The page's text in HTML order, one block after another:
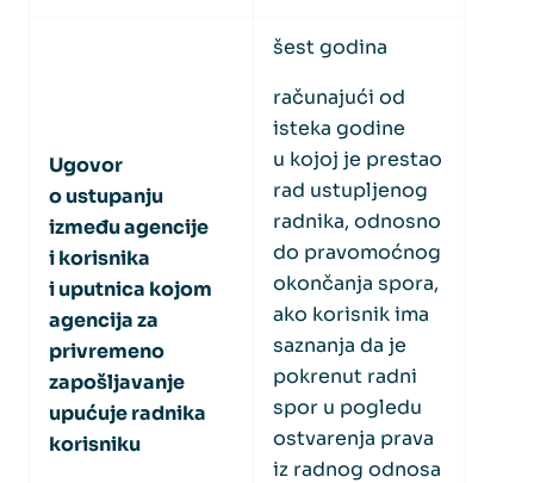
Ugovor
o ustupanju
između agencije
i korisnika
i uputnica kojom
agencija za
privremeno
zapošljavanje
upućuje radnika
korisniku
šest godina
računajući od
isteka godine
u kojoj je prestao
rad ustupljenog
radnika, odnosno
do pravomoćnog
okončanja spora,
ako korisnik ima
saznanja da je
pokrenut radni
spor u pogledu
ostvarenja prava
iz radnog odnosa